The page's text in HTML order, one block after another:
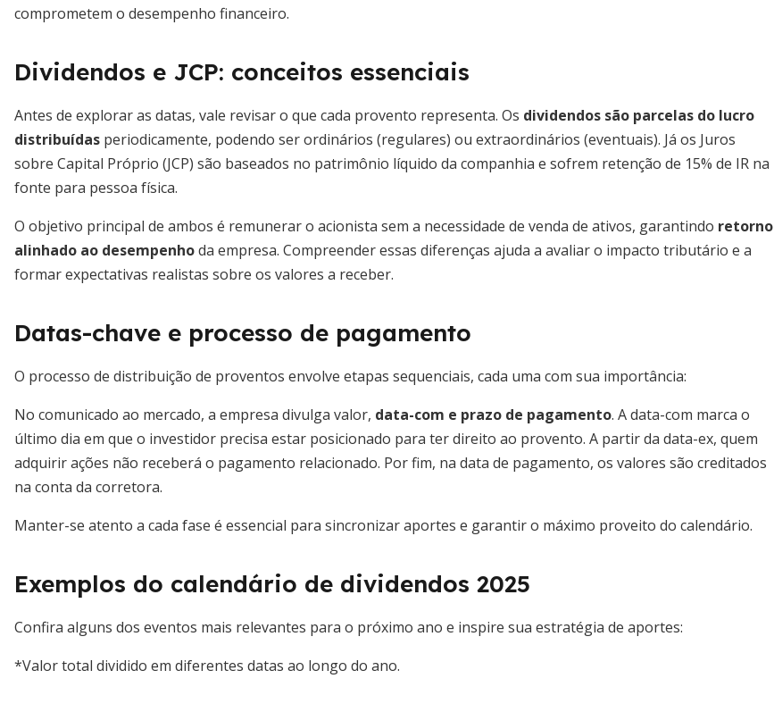
comprometem o desempenho financeiro.
Dividendos e JCP: conceitos essenciais
Antes de explorar as datas, vale revisar o que cada provento representa. Os dividendos são parcelas do lucro
distribuídas periodicamente, podendo ser ordinários (regulares) ou extraordinários (eventuais). Já os Juros
sobre Capital Próprio (JCP) são baseados no patrimônio líquido da companhia e sofrem retenção de 15% de IR na
fonte para pessoa física.
O objetivo principal de ambos é remunerar o acionista sem a necessidade de venda de ativos, garantindo retorno
alinhado ao desempenhoda empresa. Compreender essas diferenças ajuda a avaliar o impacto tributário e a
formar expectativas realistas sobre os valores a receber.
Datas-chave e processo de pagamento
O processo de distribuição de proventos envolve etapas sequenciais, cada uma com sua importância:
No comunicado ao mercado, a empresa divulga valor, data-com e prazo de pagamento. A data-com marca o
último dia em que o investidor precisa estar posicionado para ter direito ao provento. A partir da data-ex, quem
adquirir ações não receberá o pagamento relacionado. Por fim, na data de pagamento, os valores são creditados
na conta da corretora.
Manter-se atento a cada fase é essencial para sincronizar aportes e garantir o máximo proveito do calendário.
Exemplos do calendário de dividendos 2025
Confira alguns dos eventos mais relevantes para o próximo ano e inspire sua estratégia de aportes:
*Valor total dividido em diferentes datas ao longo do ano.